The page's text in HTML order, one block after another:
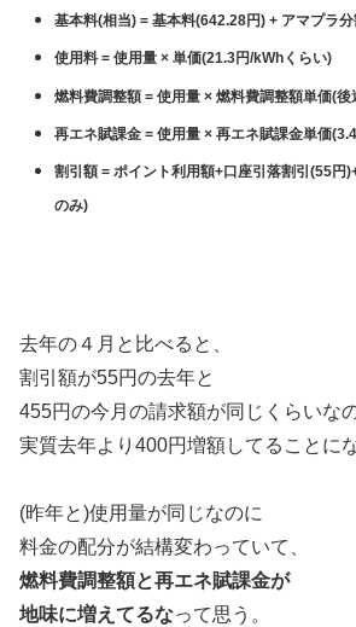
基本料(相当) = 基本料(642.28円) + アマプラ
使用料 = 使用量 × 単価(21.3円/kWhくらい)
燃料費調整額 = 使用量 ×燃料費調整額単価(後
再エネ賦課金 = 使用量 × 再エネ賦課金単価
割引額 = ポイント利用額+口座引落割引(55円
のみ)
去年の４月と比べると、
割引額が55円の去年と
455円の今月の請求額が同じくらいなの
実質去年より400円増額してることにな
(昨年と)使用量が同じなのに
料金の配分が結構変わっていて、
燃料費調整額と再エネ賦課金が
地味に増えてるなって思う。